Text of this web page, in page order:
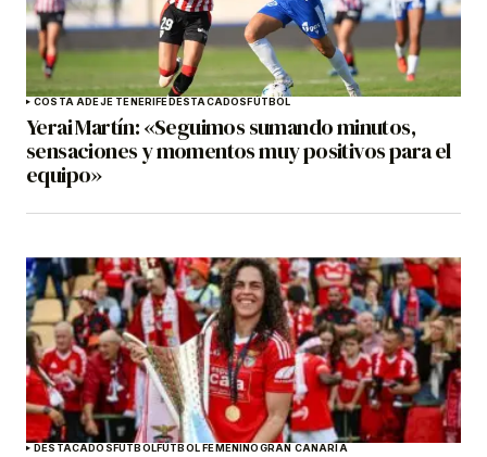
COSTA ADEJE TENERIFEDESTACADOSFÚTBOL
Yerai Martín: «Seguimos sumando minutos,
sensaciones y momentos muy positivos para el
equipo»
DESTACADOSFÚTBOLFÚTBOL FEMENINOGRAN CANARIA